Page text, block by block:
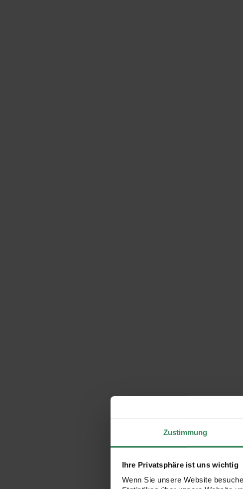
Zustimmung
Ihre Privatsphäre ist uns wichtig
Wenn Sie unsere Website